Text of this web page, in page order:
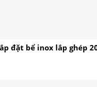
đặt bể inox lắp ghép